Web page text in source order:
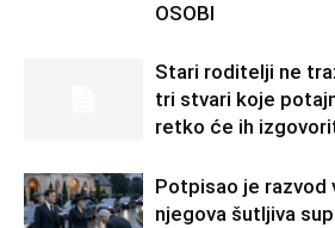
OSOBI
Stari roditelji ne
tri stvari koje
retko će ih
Potpisao je razvod
njegova šutljiva